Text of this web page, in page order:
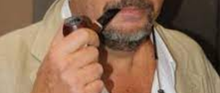
NOVITÀ
IN USCITA
RIGHTS